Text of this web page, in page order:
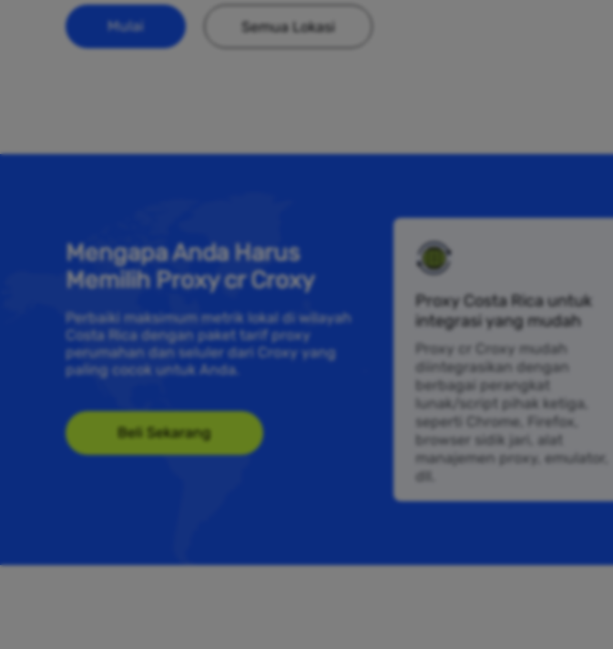
Mulai Semua Lokasi
Mengapa Anda Harus
Memilih Proxy cr Croxy
Perbaiki maksimum metrik lokal di wilayah
Costa Rica dengan paket tarif proxy
perumahan dan seluler dari Croxy yang
paling cocok untuk Anda.
Beli Sekarang
Proxy Costa Rica untuk
integrasi yang mudah
Proxy cr Croxy mudah
diintegrasikan dengan
berbagai perangkat
lunak/script pihak ketiga,
seperti Chrome, Firefox,
browser sidik jari, alat
manajemen proxy, emulator,
dll.